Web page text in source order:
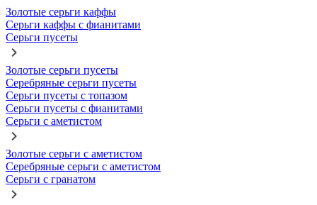
Золотые серьги каффы
Серьги каффы с фианитами
Серьги пусеты
Золотые серьги пусеты
Серебряные серьги пусеты
Серьги пусеты с топазом
Серьги пусеты с фианитами
Серьги с аметистом
Золотые серьги с аметистом
Серебряные серьги с аметистом
Серьги с гранатом